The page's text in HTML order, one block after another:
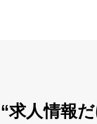
“求人情報